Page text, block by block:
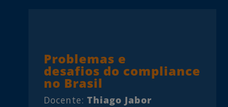
Problemas e
desafios do compliance
no Brasil
Docente: Thiago Jabor